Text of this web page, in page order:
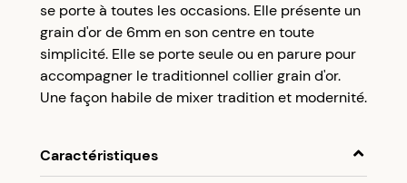
votre cagnotte fidélité sans minimum d’achat.
Utilisez votre cagnotte de fidélité dès votre
prochaine commande à partir de 50€ d’achats.
se porte à toutes les occasions. Elle présente un
grain d'or de 6mm en son centre en toute
simplicité. Elle se porte seule ou en parure pour
accompagner le traditionnel collier grain d'or.
Une façon habile de mixer tradition et modernité.
Caractéristiques